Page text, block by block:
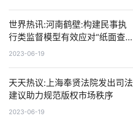
世界热讯:河南鹤壁:构建民事执
行类监督模型有效应对“纸面查
封”难题
2023-06-19
天天热议:上海奉贤法院发出司法
建议助力规范版权市场秩序
2023-06-19